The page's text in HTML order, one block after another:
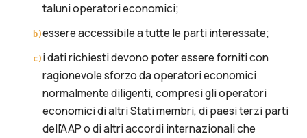
taluni operatori economici;
b)essere accessibile a tutte le parti interessate;
c) i dati richiesti devono poter essere forniti con
ragionevole sforzo da operatori economici
normalmente diligenti, compresi gli operatori
economici di altri Stati membri, di paesi terzi parti
dell'AAP o di altri accordi internazionali che